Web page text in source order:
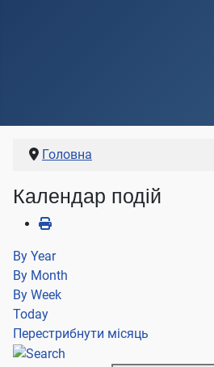
Головна
Календар подій
By Year
By Month
By Week
Today
Перестрибнути місяць